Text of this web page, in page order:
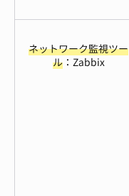
ネットワーク監視ツー
ル：Zabbix